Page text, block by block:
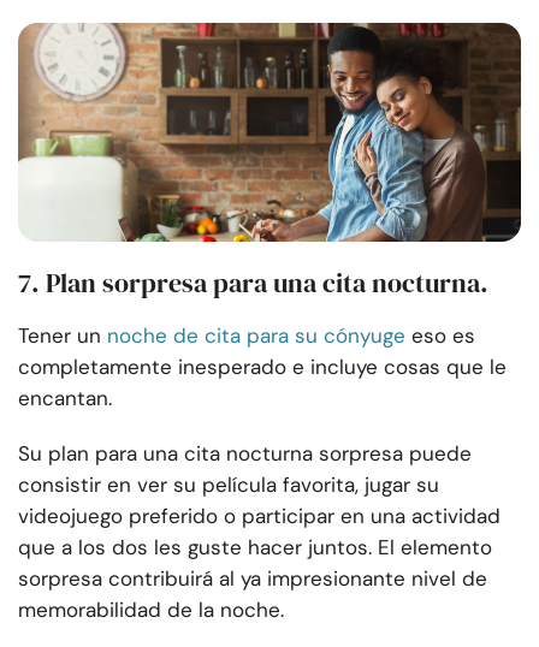
7. Plan sorpresa para una cita nocturna.
Tener un noche de cita para su cónyuge eso es
completamente inesperado e incluye cosas que le
encantan.
Su plan para una cita nocturna sorpresa puede
consistir en ver su película favorita, jugar su
videojuego preferido o participar en una actividad
que a los dos les guste hacer juntos. El elemento
sorpresa contribuirá al ya impresionante nivel de
memorabilidad de la noche.